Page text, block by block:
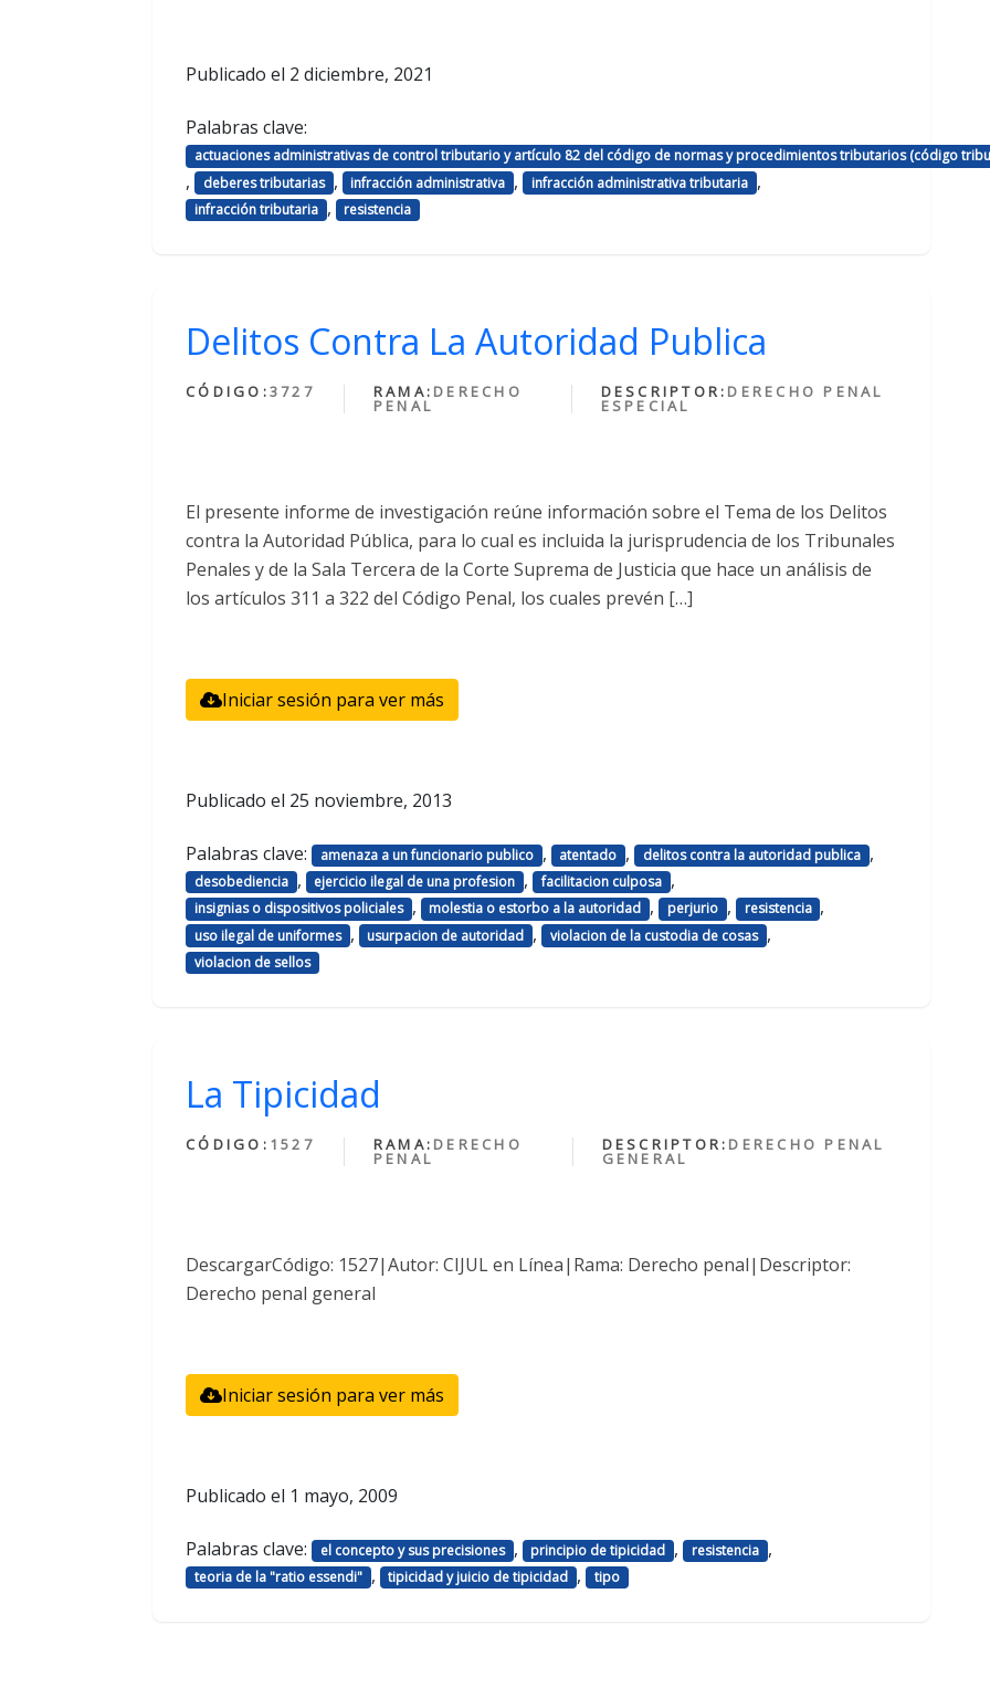
Publicado el 2 diciembre, 2021
Palabras clave:
actuaciones administrativas de control tributario y artículo 82 del código de normas y procedimientos tributarios (código
, deberes tributarias , infracción administrativa , infracción administrativa tributaria ,
infracción tributaria , resistencia
Delitos Contra La Autoridad Publica
CÓDIGO:3727 RAMA: DERECHO
PENAL
DESCRIPTOR: DERECHO PENAL
ESPECIAL
El presente informe de investigación reúne información sobre el Tema de los Delitos
contra la Autoridad Pública, para lo cual es incluida la jurisprudencia de los Tribunales
Penales y de la Sala Tercera de la Corte Suprema de Justicia que hace un análisis de
los artículos 311 a 322 del Código Penal, los cuales prevén […]
Iniciar sesión para ver más
Publicado el 25 noviembre, 2013
Palabras clave: amenaza a un funcionario publico , atentado , delitos contra la autoridad publica ,
desobediencia , ejercicio ilegal de una profesion , facilitacion culposa ,
insignias o dispositivos policiales , molestia o estorbo a la autoridad , perjurio , resistencia ,
uso ilegal de uniformes , usurpacion de autoridad , violacion de la custodia de cosas ,
violacion de sellos
La Tipicidad
CÓDIGO: 1527 RAMA: DERECHO
PENAL
DESCRIPTOR: DERECHO PENAL
GENERAL
DescargarCódigo: 1527|Autor: CIJUL en Línea|Rama: Derecho penal|Descriptor:
Derecho penal general
Iniciar sesión para ver más
Publicado el 1 mayo, 2009
Palabras clave: el concepto y sus precisiones , principio de tipicidad , resistencia ,
teoria de la "ratio essendi" , tipicidad y juicio de tipicidad , tipo